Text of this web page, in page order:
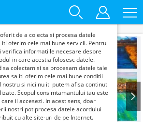
Next
analizarea traffic-ului pe site-ul
de a colecta si procesa datele
iti oferim cele mai bune servicii. Pentru
verifica informatiile necesare despre
in care acestia folosesc datele.
sa colectam si sa procesam datele tale
sa iti oferim cele mai bune conditii
nostru si nici nu iti putem afisa continut
Scopul consimtamantului tau este
il accesezi. In acest sens, doar
nostri pot procesa datele acordului
cu alte site-uri de pe Internet.